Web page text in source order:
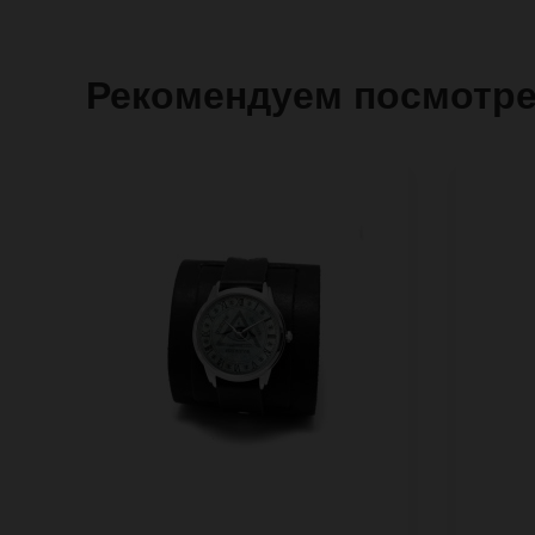
Рекомендуем